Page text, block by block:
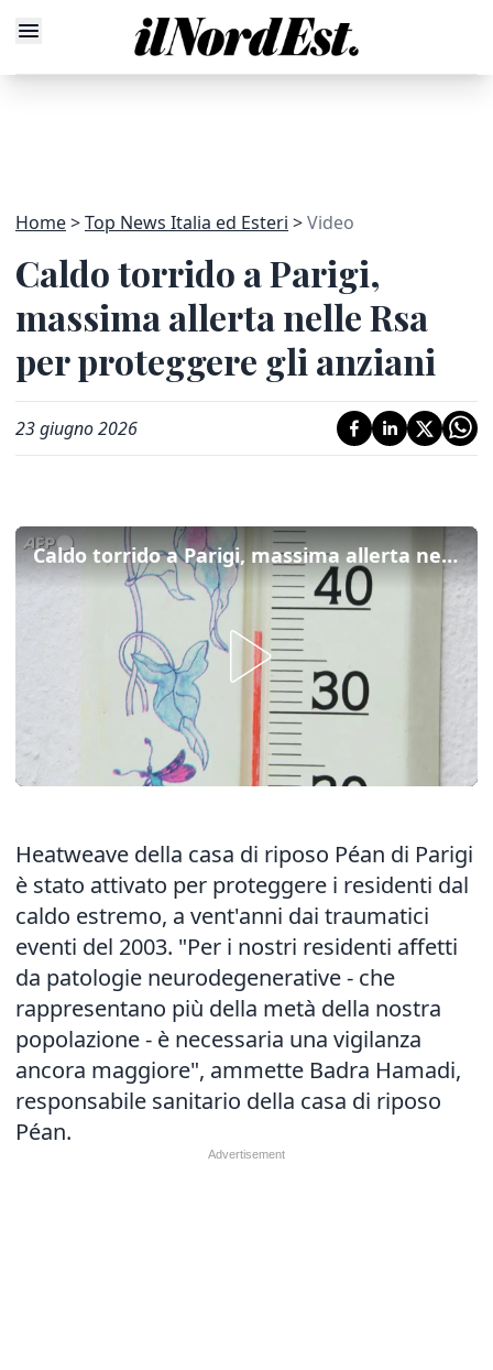
Home Top News Italia ed Esteri Video
Caldo torrido a Parigi,
massima allerta nelle Rsa
per proteggere gli anziani
23 giugno 2026
Caldo torrido a Parigi, massima allerta nelle Rsa per proteggere gli anziani
Heatweave della casa di riposo Péan di Parigi
è stato attivato per proteggere i residenti dal
caldo estremo, a vent'anni dai traumatici
eventi del 2003. "Per i nostri residenti affetti
da patologie neurodegenerative - che
rappresentano più della metà della nostra
popolazione - è necessaria una vigilanza
ancora maggiore", ammette Badra Hamadi,
responsabile sanitario della casa di riposo
Péan.